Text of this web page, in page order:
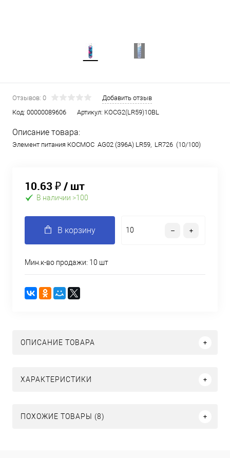
Отзывов: 0
Добавить отзыв
Код: 00000089606 Артикул: KOCG2(LR59)10BL
Описание товара:
Элемент питания КОСМОС AG02 (396A) LR59, LR726 (10/100)
10.63 ₽/ шт
В наличии >100
В корзину
Мин.к-во продажи: 10 шт
ОПИСАНИЕ ТОВАРА
ХАРАКТЕРИСТИКИ
ПОХОЖИЕ ТОВАРЫ (8)